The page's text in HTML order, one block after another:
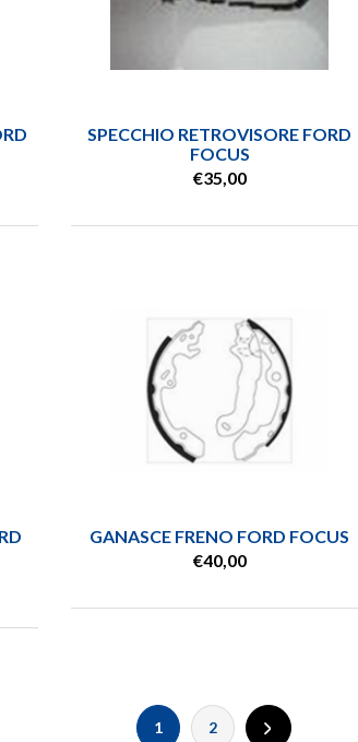
SPECCHIO RETROVISORE FORD
FOCUS
€35,00
GANASCE FRENO FORD FOCUS
€40,00
1 2